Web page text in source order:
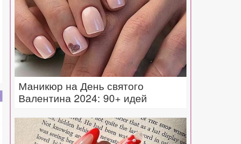
Маникюр на День святого
Валентина 2024: 90+ идей